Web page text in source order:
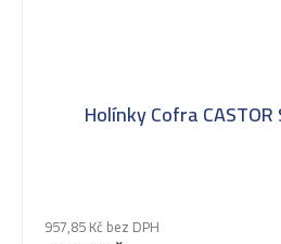
Holínky Cofra CASTOR
957,85 Kč bez DPH